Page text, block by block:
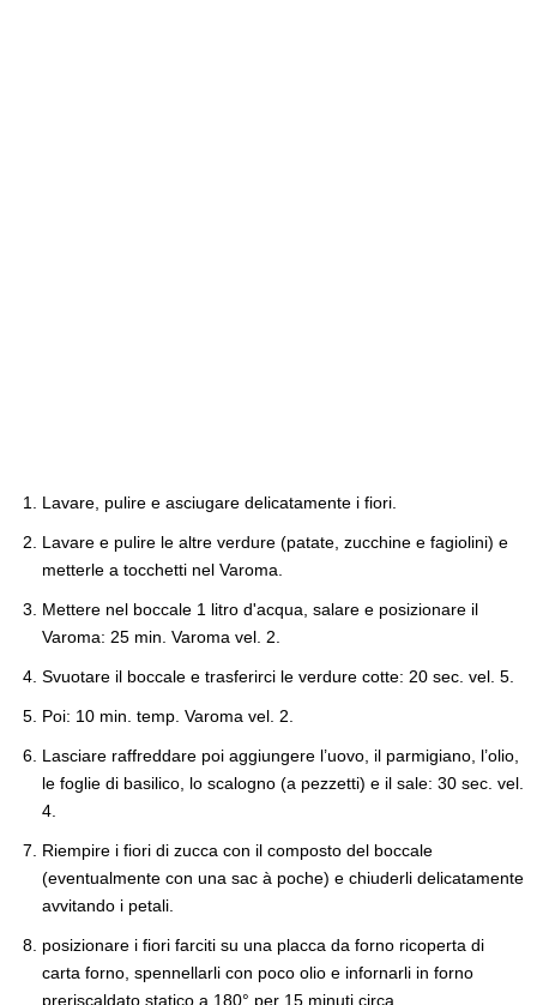
Lavare, pulire e asciugare delicatamente i fiori.
Lavare e pulire le altre verdure (patate, zucchine e fagiolini) e
metterle a tocchetti nel Varoma.
Mettere nel boccale 1 litro d'acqua, salare e posizionare il
Varoma: 25 min. Varoma vel. 2.
Svuotare il boccale e trasferirci le verdure cotte: 20 sec. vel. 5.
Poi: 10 min. temp. Varoma vel. 2.
Lasciare raffreddare poi aggiungere l’uovo, il parmigiano, l’olio,
le foglie di basilico, lo scalogno (a pezzetti) e il sale: 30 sec. vel.
4.
Riempire i fiori di zucca con il composto del boccale
(eventualmente con una sac à poche) e chiuderli delicatamente
avvitando i petali.
posizionare i fiori farciti su una placca da forno ricoperta di
carta forno, spennellarli con poco olio e infornarli in forno
preriscaldato statico a 180° per 15 minuti circa.